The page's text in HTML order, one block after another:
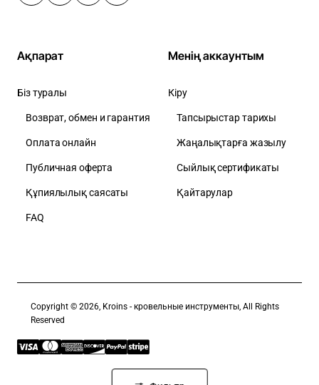
Ақпарат
Біз туралы
Возврат, обмен и гарантия
Оплата онлайн
Публичная оферта
Құпиялылық саясаты
FAQ
Менің аккаунтым
Кіру
Тапсырыстар тарихы
Жаңалықтарға жазылу
Сыйлық сертификаты
Қайтарулар
Copyright © 2026, Kroins - кровельные инструменты, All Rights
Reserved